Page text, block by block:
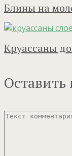
Блины на
Круассаны